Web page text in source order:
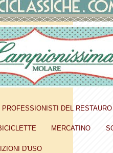
PROFESSIONISTI DEL RESTAURO
MERCATINO
D'USO